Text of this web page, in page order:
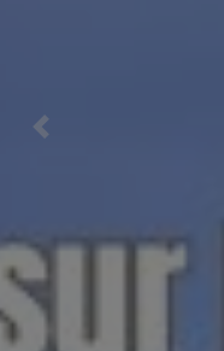
Previous